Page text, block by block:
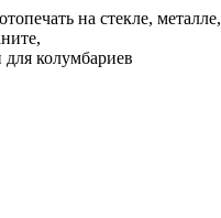
на стекле, металле,
колумбариев